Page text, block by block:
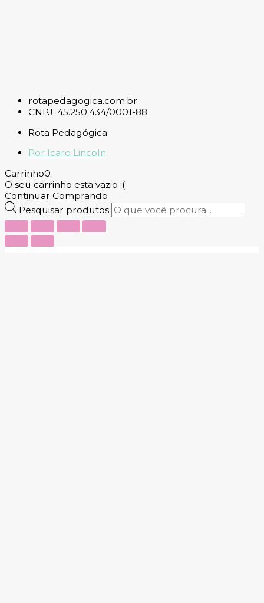
rotapedagogica.com.br
CNPJ: 45.250.434/0001-88
Rota Pedagógica
Por Icaro Lincoln
Carrinho0
O seu carrinho esta vazio :(
Continuar Comprando
Pesquisar produtos